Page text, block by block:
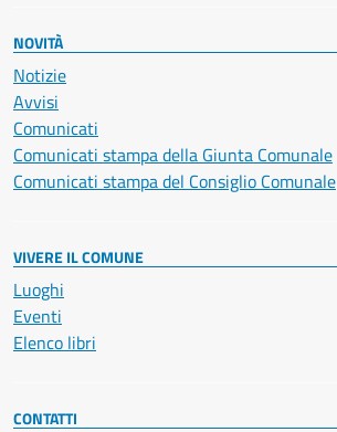
NOVITÀ
Notizie
Avvisi
Comunicati
Comunicati stampa della Giunta Comunale
Comunicati stampa del Consiglio Comunale
VIVERE IL COMUNE
Luoghi
Eventi
Elenco libri
CONTATTI